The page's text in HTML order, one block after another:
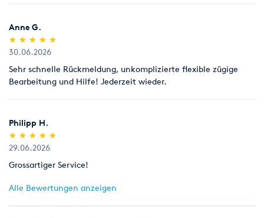
Anne G.
(*)
★
★
(*) ★
★
(*) ★
★
(*) ★
★
(*) ★
★
30.06.2026
Sehr schnelle Rückmeldung, unkomplizierte flexible zügige
Bearbeitung und Hilfe! Jederzeit wieder.
Philipp H.
(*)
★
★
(*) ★
★
(*) ★
★
(*) ★
★
(*) ★
★
29.06.2026
Grossartiger Service!
Alle Bewertungen anzeigen